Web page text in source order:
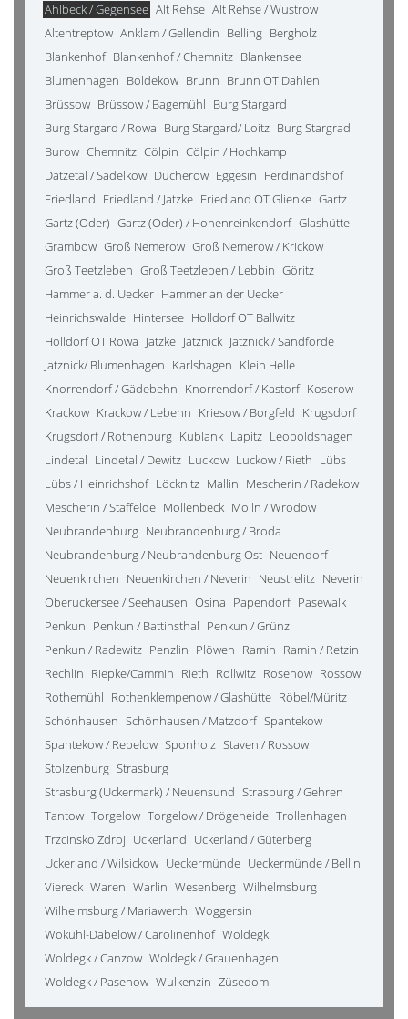
Ahlbeck / Gegensee Alt Rehse Alt Rehse / Wustrow
Altentreptow Anklam / Gellendin Belling Bergholz
Blankenhof Blankenhof / Chemnitz Blankensee
Blumenhagen Boldekow Brunn Brunn OT Dahlen
Brüssow Brüssow / Bagemühl Burg Stargard
Burg Stargard / Rowa Burg Stargard/ Loitz Burg Stargrad
Burow Chemnitz Cölpin Cölpin / Hochkamp
Datzetal / Sadelkow Ducherow Eggesin Ferdinandshof
Friedland Friedland / Jatzke Friedland OT Glienke Gartz
Gartz (Oder) Gartz (Oder) / Hohenreinkendorf Glashütte
Grambow Groß Nemerow Groß Nemerow / Krickow
Groß Teetzleben Groß Teetzleben / Lebbin Göritz
Hammer a. d. Uecker Hammer an der Uecker
Heinrichswalde Hintersee Holldorf OT Ballwitz
Holldorf OT Rowa Jatzke Jatznick Jatznick / Sandförde
Jatznick/ Blumenhagen Karlshagen Klein Helle
Knorrendorf / Gädebehn Knorrendorf / Kastorf Koserow
Krackow Krackow / Lebehn Kriesow / Borgfeld Krugsdorf
Krugsdorf / Rothenburg Kublank Lapitz Leopoldshagen
Lindetal Lindetal / Dewitz Luckow Luckow / Rieth Lübs
Lübs / Heinrichshof Löcknitz Mallin Mescherin / Radekow
Mescherin / Staffelde Möllenbeck Mölln / Wrodow
Neubrandenburg Neubrandenburg / Broda
Neubrandenburg / Neubrandenburg Ost Neuendorf
Neuenkirchen Neuenkirchen / Neverin Neustrelitz Neverin
Oberuckersee / Seehausen Osina Papendorf Pasewalk
Penkun Penkun / Battinsthal Penkun / Grünz
Penkun / Radewitz Penzlin Plöwen Ramin Ramin / Retzin
Rechlin Riepke/Cammin Rieth Rollwitz Rosenow Rossow
Rothemühl Rothenklempenow / Glashütte Röbel/Müritz
Schönhausen Schönhausen / Matzdorf Spantekow
Spantekow / Rebelow Sponholz Staven / Rossow
Stolzenburg Strasburg
Strasburg (Uckermark) / Neuensund Strasburg / Gehren
Tantow Torgelow Torgelow / Drögeheide Trollenhagen
Trzcinsko Zdroj Uckerland Uckerland / Güterberg
Uckerland / Wilsickow Ueckermünde Ueckermünde / Bellin
Viereck Waren Warlin Wesenberg Wilhelmsburg
Wilhelmsburg / Mariawerth Woggersin
Wokuhl-Dabelow / Carolinenhof Woldegk
Woldegk / Canzow Woldegk / Grauenhagen
Woldegk / Pasenow Wulkenzin Züsedom